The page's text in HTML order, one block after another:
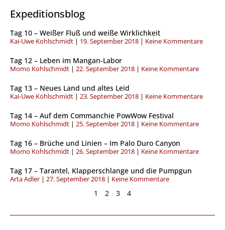
Expeditionsblog
Tag 10 – Weißer Fluß und weiße Wirklichkeit
Kai-Uwe Kohlschmidt 19. September 2018 Keine Kommentare
Tag 12 – Leben im Mangan-Labor
Momo Kohlschmidt 22. September 2018 Keine Kommentare
Tag 13 – Neues Land und altes Leid
Kai-Uwe Kohlschmidt 23. September 2018 Keine Kommentare
Tag 14 – Auf dem Commanchie PowWow Festival
Momo Kohlschmidt 25. September 2018 Keine Kommentare
Tag 16 – Brüche und Linien – Im Palo Duro Canyon
Momo Kohlschmidt 26. September 2018 Keine Kommentare
Tag 17 – Tarantel, Klapperschlange und die Pumpgun
Arta Adler 27. September 2018 Keine Kommentare
S
e
e
1
S
e
e
2
S
e
e
3
S
e
e
4